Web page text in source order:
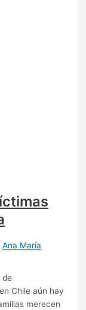
Ana María
de
Chile aún hay
merecen